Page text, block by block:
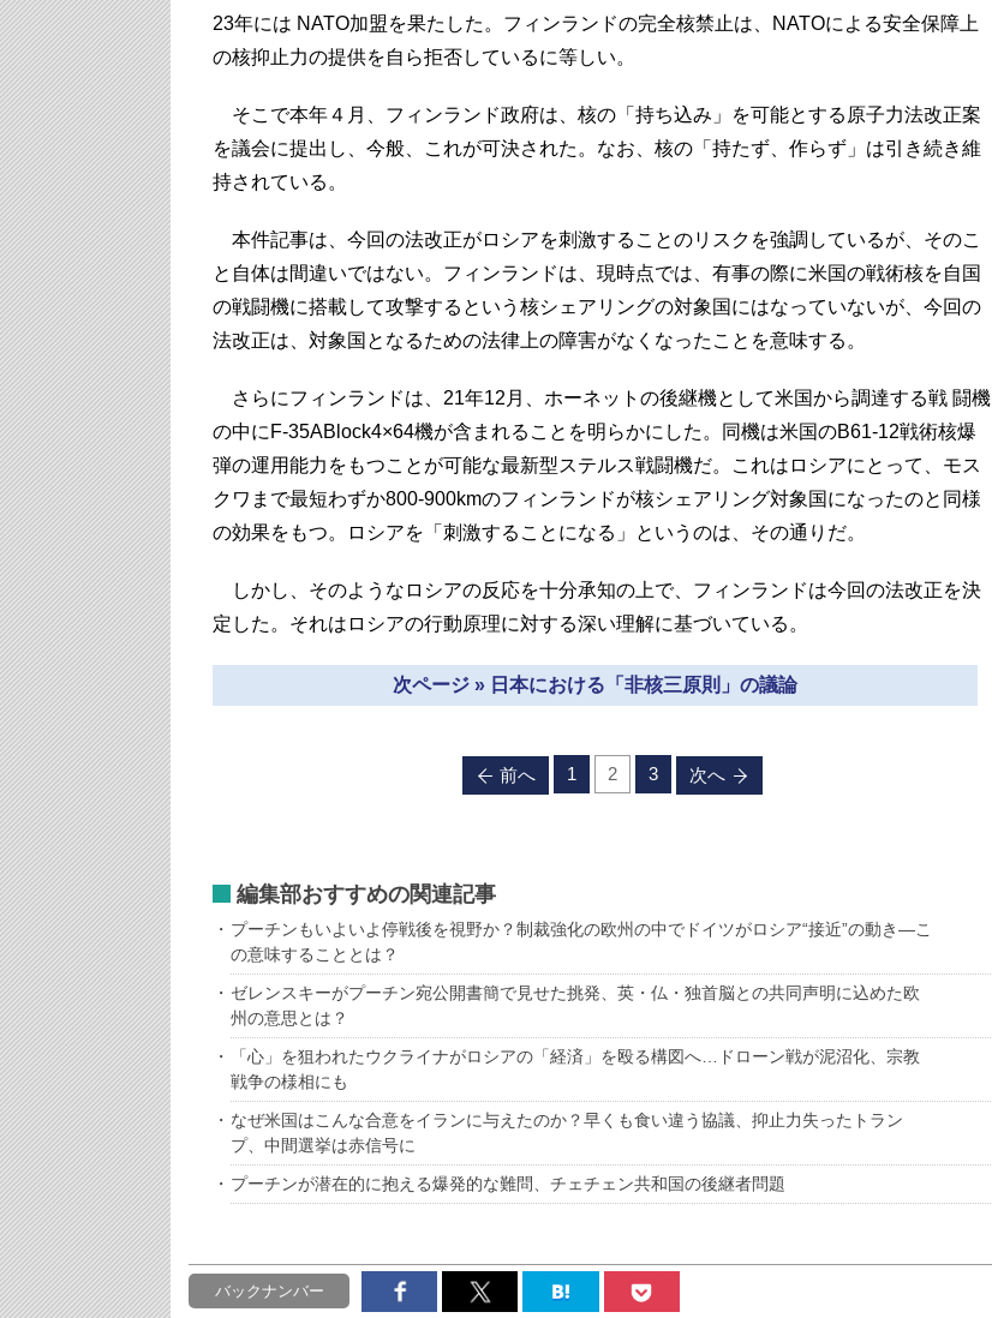
23年には NATO加盟を果たした。フィンランドの完全核禁止は、NATOによる安全保障上
の核抑止力の提供を自ら拒否しているに等しい。
そこで本年４月、フィンランド政府は、核の「持ち込み」を可能とする原子力法改正案
を議会に提出し、今般、これが可決された。なお、核の「持たず、作らず」は引き続き維
持されている。
本件記事は、今回の法改正がロシアを刺激することのリスクを強調しているが、そのこ
と自体は間違いではない。フィンランドは、現時点では、有事の際に米国の戦術核を自国
の戦闘機に搭載して攻撃するという核シェアリングの対象国にはなっていないが、今回の
法改正は、対象国となるための法律上の障害がなくなったことを意味する。
さらにフィンランドは、21年12月、ホーネットの後継機として米国から調達する戦 闘機
の中にF-35ABlock4×64機が含まれることを明らかにした。同機は米国のB61-12戦術核爆
弾の運用能力をもつことが可能な最新型ステルス戦闘機だ。これはロシアにとって、モス
クワまで最短わずか800-900kmのフィンランドが核シェアリング対象国になったのと同様
の効果をもつ。ロシアを「刺激することになる」というのは、その通りだ。
しかし、そのようなロシアの反応を十分承知の上で、フィンランドは今回の法改正を決
定した。それはロシアの行動原理に対する深い理解に基づいている。
次ページ » 日本における「非核三原則」の議論
前へ 1 2 3 次へ
編集部おすすめの関連記事
プーチンもいよいよ停戦後を視野か？制裁強化の欧州の中でドイツがロシア“接近”の動き―こ
の意味することとは？
ゼレンスキーがプーチン宛公開書簡で見せた挑発、英・仏・独首脳との共同声明に込めた欧
州の意思とは？
「心」を狙われたウクライナがロシアの「経済」を殴る構図へ…ドローン戦が泥沼化、宗教
戦争の様相にも
なぜ米国はこんな合意をイランに与えたのか？早くも食い違う協議、抑止力失ったトラン
プ、中間選挙は赤信号に
プーチンが潜在的に抱える爆発的な難問、チェチェン共和国の後継者問題
バックナンバー